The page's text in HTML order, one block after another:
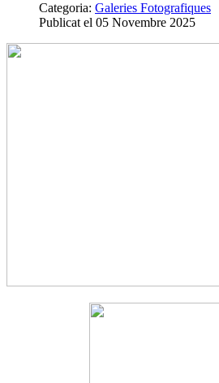
Categoria: Galeries Fotografiques
Publicat el 05 Novembre 2025